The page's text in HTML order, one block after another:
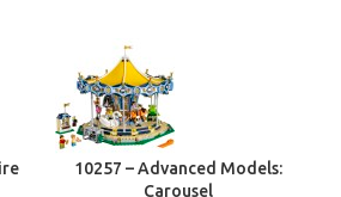
10257 – Advanced Models:
Carousel